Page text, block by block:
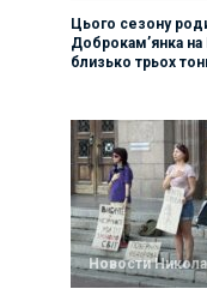
Цього сезону
Доброкам’янка на
близько трьох
Новости